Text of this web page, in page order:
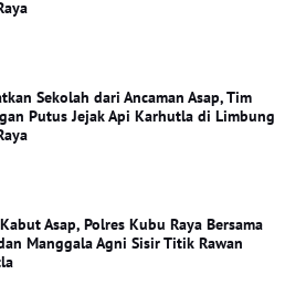
Sekolah dari Ancaman Asap, Tim
Putus Jejak Api Karhutla di Limbung
Asap, Polres Kubu Raya Bersama
Manggala Agni Sisir Titik Rawan